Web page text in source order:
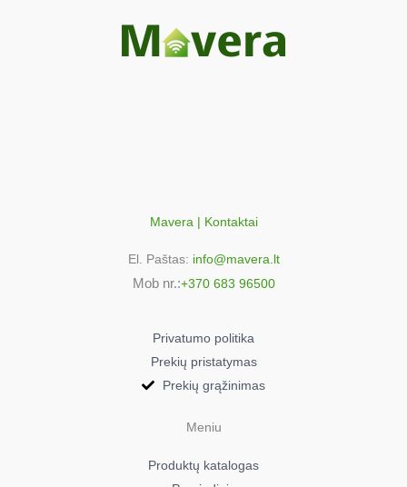
Mavera | Kontaktai
El. Paštas: info@mavera.lt
Mob nr.:+370 683 96500
Privatumo politika
Prekių pristatymas
Prekių grąžinimas
Meniu
Produktų katalogas